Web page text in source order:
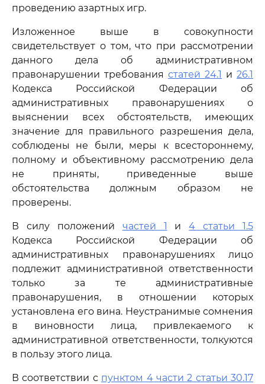
проведению азартных игр.
Изложенное выше в совокупности
свидетельствует о том, что при рассмотрении
данного дела об административном
правонарушении требования статей 24.1 и 26.1
Кодекса Российской Федерации об
административных правонарушениях о
выяснении всех обстоятельств, имеющих
значение для правильного разрешения дела,
соблюдены не были, меры к всестороннему,
полному и объективному рассмотрению дела
не приняты, приведенные выше
обстоятельства должным образом не
проверены.
В силу положений частей 1 и4 статьи 1.5
Кодекса Российской Федерации об
административных правонарушениях лицо
подлежит административной ответственности
только за те административные
правонарушения, в отношении которых
установлена его вина. Неустранимые сомнения
в виновности лица, привлекаемого к
административной ответственности, толкуются
в пользу этого лица.
В соответствии с пунктом 4 части 2 статьи 30.17